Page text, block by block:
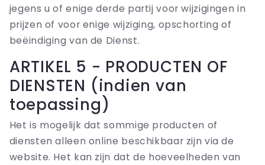
jegens u of enige derde partij voor wijzigingen in
prijzen of voor enige wijziging, opschorting of
beëindiging van de Dienst.
ARTIKEL 5 - PRODUCTEN OF
DIENSTEN (indien van
toepassing)
Het is mogelijk dat sommige producten of
diensten alleen online beschikbaar zijn via de
website. Het kan zijn dat de hoeveelheden van